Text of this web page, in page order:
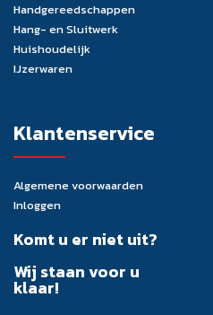
Handgereedschappen
Hang- en Sluitwerk
Huishoudelijk
IJzerwaren
Klantenservice
Algemene voorwaarden
Inloggen
Komt u er niet uit?
Wij staan voor u
klaar!